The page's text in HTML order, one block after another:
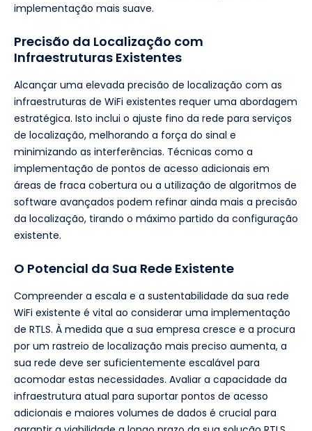
implementação mais suave.
Precisão da Localização com
Infraestruturas Existentes
Alcançar uma elevada precisão de localização com as
infraestruturas de WiFi existentes requer uma abordagem
estratégica. Isto inclui o ajuste fino da rede para serviços
de localização, melhorando a força do sinal e
minimizando as interferências. Técnicas como a
implementação de pontos de acesso adicionais em
áreas de fraca cobertura ou a utilização de algoritmos de
software avançados podem refinar ainda mais a precisão
da localização, tirando o máximo partido da configuração
existente.
O Potencial da Sua Rede Existente
Compreender a escala e a sustentabilidade da sua rede
WiFi existente é vital ao considerar uma implementação
de RTLS. À medida que a sua empresa cresce e a procura
por um rastreio de localização mais preciso aumenta, a
sua rede deve ser suficientemente escalável para
acomodar estas necessidades. Avaliar a capacidade da
infraestrutura atual para suportar pontos de acesso
adicionais e maiores volumes de dados é crucial para